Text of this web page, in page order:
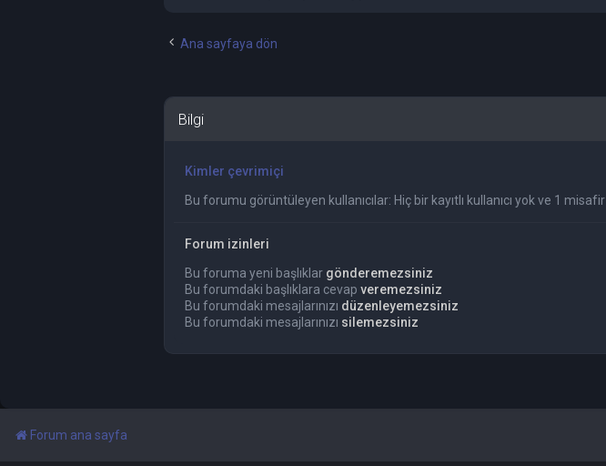
Ana sayfaya dön
Bilgi
Kimler çevrimiçi
Bu forumu görüntüleyen kullanıcılar: Hiç bir kayıtlı kullanıcı yok ve 1 misafir
Forum izinleri
Bu foruma yeni başlıklar gönderemezsiniz
Bu forumdaki başlıklara cevap veremezsiniz
Bu forumdaki mesajlarınızı düzenleyemezsiniz
Bu forumdaki mesajlarınızı silemezsiniz
Forum ana sayfa